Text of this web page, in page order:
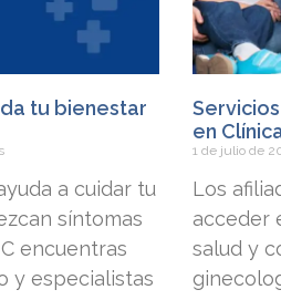
tu bienestar
a cuidar tu
síntomas
encuentras
y especialistas
en
1 de julio de
Los
acceder
salud y